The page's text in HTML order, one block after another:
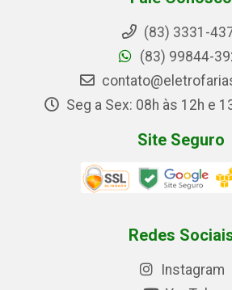
(83) 3331-
(83) 99844-
Seg a Sex: 08h às 12h e
Site Seguro
Redes
Instagram